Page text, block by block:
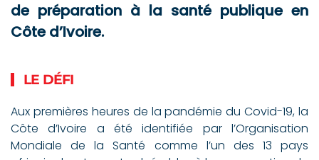
de préparation à la santé publique en
Côte d’Ivoire.
LE DÉFI
Aux premières heures de la pandémie du Covid-19, la
Côte d’Ivoire a été identifiée par l’Organisation
Mondiale de la Santé comme l’un des 13 pays